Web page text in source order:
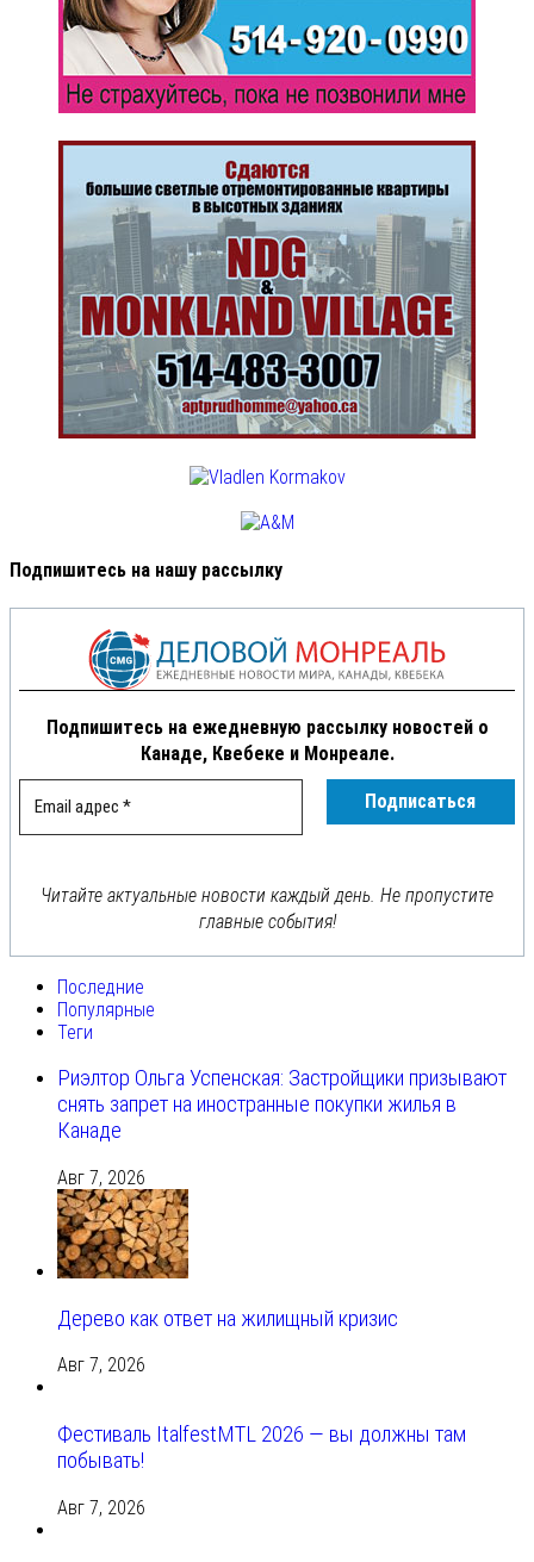
Подпишитесь на нашу рассылку
Подпишитесь на ежедневную рассылку новостей о
Канаде, Квебеке и Монреале.
Читайте актуальные новости каждый день. Не пропустите
главные события!
Последние
Популярные
Теги
Риэлтор Ольга Успенская: Застройщики призывают
снять запрет на иностранные покупки жилья в
Канаде
Авг 7, 2026
Дерево как ответ на жилищный кризис
Авг 7, 2026
Фестиваль ItalfestMTL 2026 — вы должны там
побывать!
Авг 7, 2026